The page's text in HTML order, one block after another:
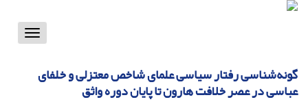
Toggle
گونه‌شناسی رفتار سیاسی علمای شاخص معتزلی و خلفای
عباسی در عصر خلافت هارون تا پایان دوره واثق